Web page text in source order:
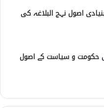
اصول نہج البلاغہ کی
حکومت و سیاست کے اصول